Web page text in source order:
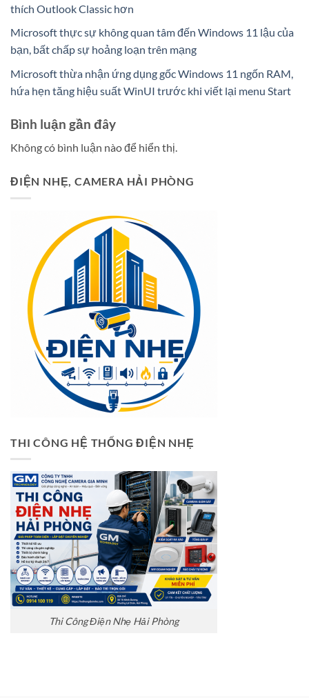
thích Outlook Classic hơn
Microsoft thực sự không quan tâm đến Windows 11 lậu của
bạn, bất chấp sự hoảng loạn trên mạng
Microsoft thừa nhận ứng dụng gốc Windows 11 ngốn RAM,
hứa hẹn tăng hiệu suất WinUI trước khi viết lại menu Start
Bình luận gần đây
Không có bình luận nào để hiển thị.
ĐIỆN NHẸ, CAMERA HẢI PHÒNG
THI CÔNG HỆ THỐNG ĐIỆN NHẸ
Thi Công Điện Nhẹ Hải Phòng